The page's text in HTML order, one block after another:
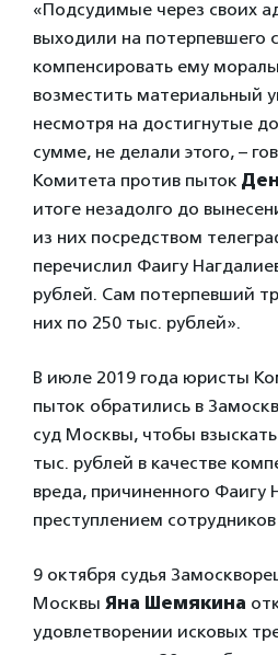
«Подсудимые через своих
выходили на потерпевшего
компенсировать ему
возместить материальный
несмотря на достигнутые
сумме, не делали этого, –
Комитета против пыток
итоге незадолго до
из них посредством
перечислил Фаигу
рублей. Сам потерпевший
них по 250 тыс. рублей».
В июле 2019 года юристы
пыток обратились в
суд Москвы, чтобы
тыс. рублей в качестве
вреда, причиненного Фаигу
преступлением
9 октября судья
Москвы Яна Шемякина
удовлетворении исковых